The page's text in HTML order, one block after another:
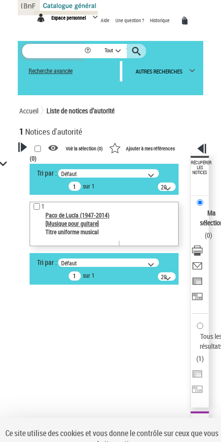
Espace personnel Aide Une question ? Historique
Tout
Recherche avancée AUTRES RECHERCHES
Accueil Liste de notices d’autorité
1 Notices d'autorité
VOTRE RECHERCHE
Recherche avancée dans les
notices d’autorité
Œuvres liées à l'auteur :
Paco de Lucía (1947-2014)
Type de notice d'autorité
Pays
ne s'applique pas
Voir la sélection (0) Ajouter à mes références
(0)
Tri par : Défaut
sur 1
20
résultats/page
1
Paco de Lucía (1947-2014)
[Musique pour guitare]
Titre uniforme musical
Tri par : Défaut
sur 1
20
résultats/page
RÉCUPÉRER
LES
NOTICES
Ma
(0)
Tous
(1)
Panneau de gestion des cookies
Ce site utilise des cookies et vous donne le contrôle sur ceux que vous